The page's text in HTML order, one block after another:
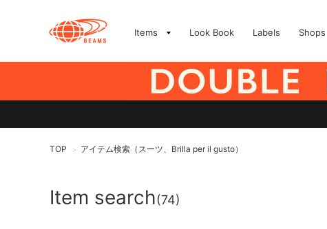
Items Look Book Labels Shops
TOP > アイテム検索（スーツ、Brilla per il gusto）
Item search(74)